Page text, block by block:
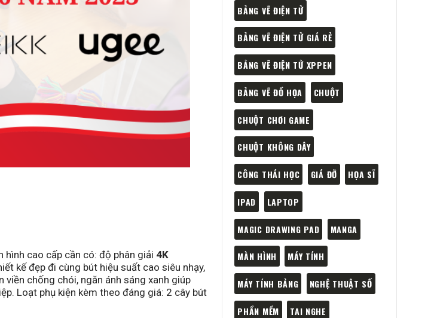
cao cấp cần có: độ phân giải 4K
kế đẹp đi cùng bút hiệu suất cao siêu nhạy,
viền chống chói, ngăn ánh sáng xanh giúp
Loạt phụ kiện kèm theo đáng giá: 2 cây bút
BẢNG VẼ ĐIỆN TỬ
BẢNG VẼ ĐIỆN TỬ GIÁ RẺ
BẢNG VẼ ĐIỆN TỬ XPPEN
BẢNG VẼ ĐỒ HỌA CHUỘT
CHUỘT CHƠI GAME
CHUỘT KHÔNG DÂY
CÔNG THÁI HỌC GIÁ ĐỠ HỌA SĨ
IPAD LAPTOP
MAGIC DRAWING PAD MANGA
MÀN HÌNH MÁY TÍNH
MÁY TÍNH BẢNG NGHỆ THUẬT SỐ
PHẦN MỀM TAI NGHE